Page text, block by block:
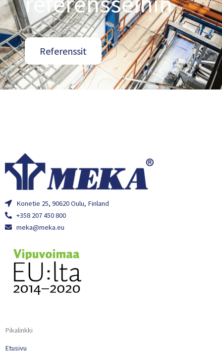
Referenssit
Konetie 25, 90620 Oulu, Finland
+358 207 450 800
meka@meka.eu
Pikalinkki
Etusivu